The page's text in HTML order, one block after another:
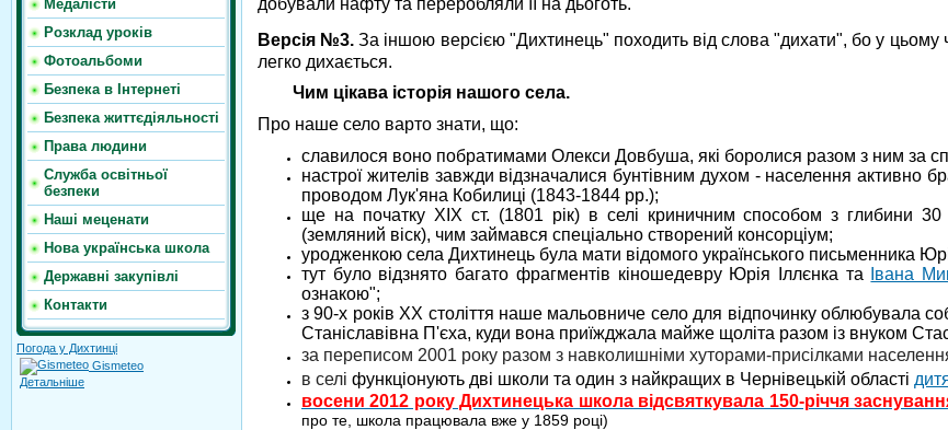
Медалісти
Розклад уроків
Фотоальбоми
Безпека в Інтернеті
Безпека життєдіяльності
Права людини
Служба освітньої
безпеки
Наші меценати
Нова українська школа
Державні закупівлі
Контакти
Погода у Дихтинці
Gismeteo
Детальніше
добували нафту та переробляли її на дьоготь.
Версія №3.За іншою версією "Дихтинець" походить від слова "дихати", бо у цьому
легко дихається.
Чим цікава історія нашого села.
Про наше село варто знати, що:
славилося воно побратимами Олекси Довбуша, які боролися разом з ним за
настрої жителів завжди відзначалися бунтівним духом - населення активно
проводом Лук'яна Кобилиці (1843-1844 рр.);
ще на початку ХІХ ст. (1801 рік) в селі криничним способом з глибини
(земляний віск), чим займався спеціально створений консорціум;
уродженкою села Дихтинець була мати відомого українського письменника
тут було відзнято багато фрагментів кіношедевру Юрія Іллєнка та
Івана
ознакою";
з 90-х років ХХ століття наше мальовниче село для відпочинку облюбувала
Станіславівна П'єха, куди вона приїжджала майже щоліта разом із внуком
за переписом 2001 року разом з навколишніми хуторами-присілками
в селі функціонують дві школи та один з найкращих в Чернівецькій області
восени 2012 року Дихтинецька школа відсвяткувала 150-річчя
про те, школа працювала вже у 1859 році)